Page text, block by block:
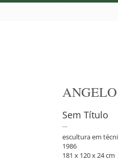
Sem Título
escultura em
1986
181 x 120 x 24 cm